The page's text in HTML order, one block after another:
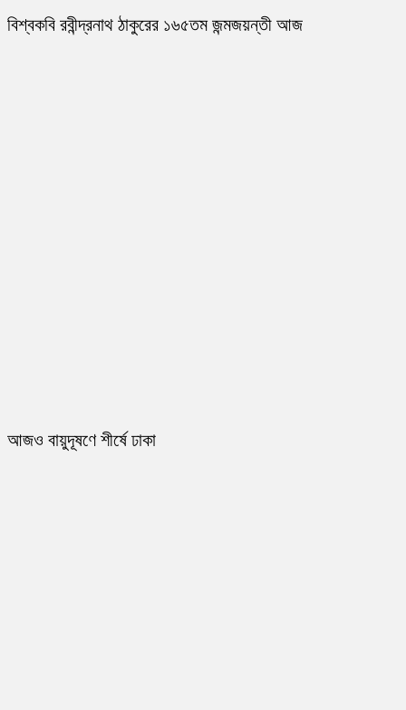
বিশ্বকবি রবীন্দ্রনাথ ঠাকুরের ১৬৫তম জন্মজয়ন্তী আজ
আজও বায়ুদূষণে শীর্ষে ঢাকা